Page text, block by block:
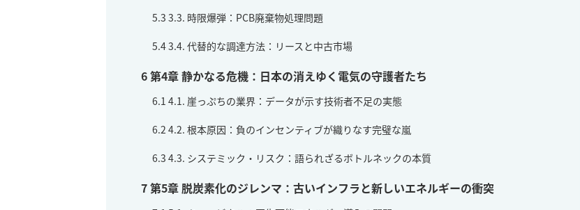
5.3 3.3. 時限爆弾：PCB廃棄物処理問題
5.43.4. 代替的な調達方法：リースと中古市場
6第4章 静かなる危機：日本の消えゆく電気の守護者たち
6.1 4.1. 崖っぷちの業界：データが示す技術者不足の実態
6.2 4.2. 根本原因：負のインセンティブが織りなす完璧な嵐
6.3 4.3. システミック・リスク：語られざるボトルネックの本質
7第5章 脱炭素化のジレンマ：古いインフラと新しいエネルギーの衝突